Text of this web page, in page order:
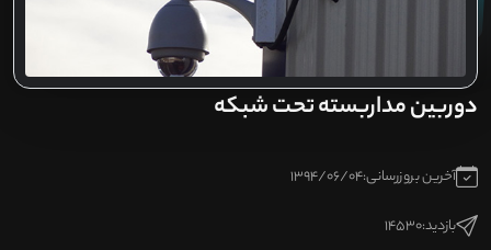
دوربین مداربسته تحت شبکه
آخرین بروزرسانی:1394/06/04
بازدید:14530